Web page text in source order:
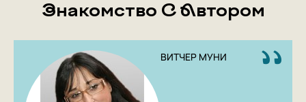
Знакомство С Автором
ВИТЧЕР МУНИ